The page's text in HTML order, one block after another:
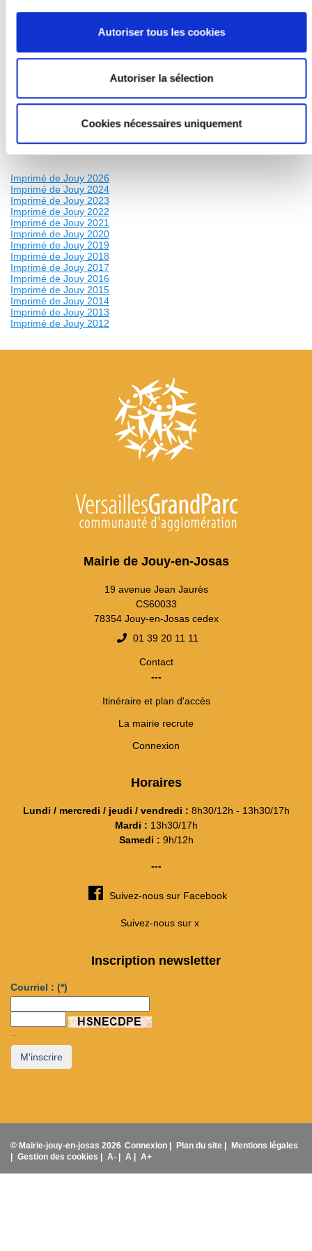
Autoriser tous les cookies
Autoriser la sélection
Cookies nécessaires uniquement
Vivre Jouy
- Musée de la Toile de Jouy : la numérisation au services
des collections
célèbres motifs !
- Litsa et ses loulous : au service du bien-être animal
Expressions politiques
Imprimé de Jouy 2026
Imprimé de Jouy 2024
Imprimé de Jouy 2023
Imprimé de Jouy 2022
Imprimé de Jouy 2021
Imprimé de Jouy 2020
Imprimé de Jouy 2019
Imprimé de Jouy 2018
Imprimé de Jouy 2017
Imprimé de Jouy 2016
Imprimé de Jouy 2015
Imprimé de Jouy 2014
Imprimé de Jouy 2013
Imprimé de Jouy 2012
Mairie de Jouy-en-Josas
19 avenue Jean Jaurès
CS60033
78354 Jouy-en-Josas cedex
01 39 20 11 11
Contact
---
Itinéraire et plan d'accès
La mairie recrute
Connexion
Horaires
Lundi / mercredi / jeudi / vendredi : 8h30/12h - 13h30/17h
Mardi : 13h30/17h
Samedi : 9h/12h
---
Suivez-nous sur Facebook
Suivez-nous sur x
Inscription newsletter
Courriel : (*)
...
M'inscrire
© Mairie-jouy-en-josas 2026 Connexion | Plan du site |
Mentions légales
Gestion des cookies | A- | A | A+